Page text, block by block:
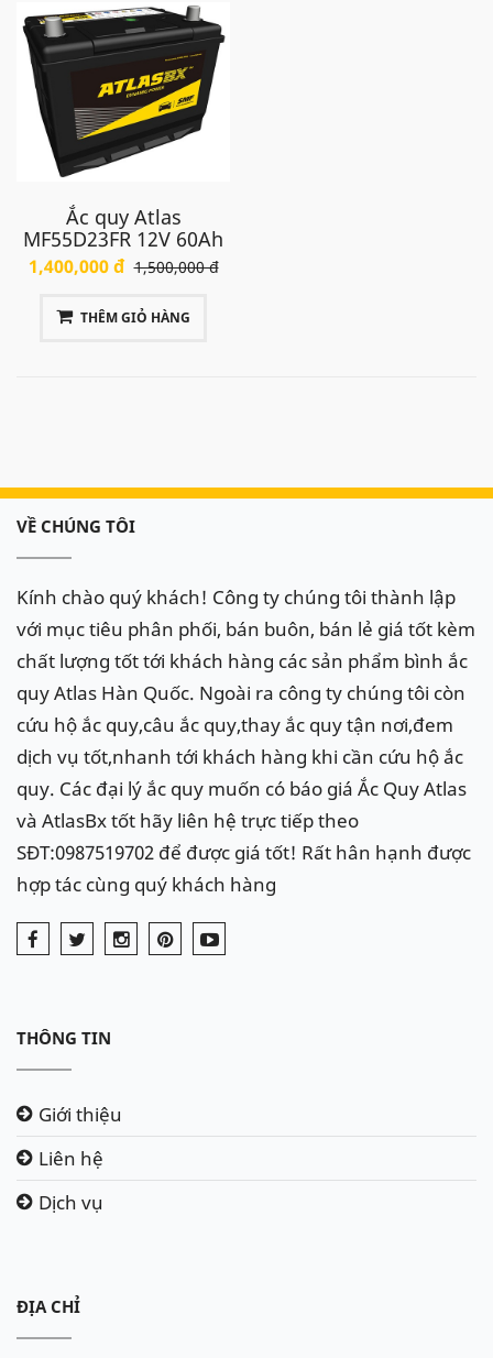
Ắc quy Atlas
MF55D23FR 12V 60Ah
1,400,000 đ 1,500,000 đ
THÊM GIỎ HÀNG
VỀ CHÚNG TÔI
Kính chào quý khách! Công ty chúng tôi thành lập
với mục tiêu phân phối, bán buôn, bán lẻ giá tốt kèm
chất lượng tốt tới khách hàng các sản phẩm bình ắc
quy Atlas Hàn Quốc. Ngoài ra công ty chúng tôi còn
cứu hộ ắc quy,câu ắc quy,thay ắc quy tận nơi,đem
dịch vụ tốt,nhanh tới khách hàng khi cần cứu hộ ắc
quy. Các đại lý ắc quy muốn có báo giá Ắc Quy Atlas
và AtlasBx tốt hãy liên hệ trực tiếp theo
SĐT:0987519702 để được giá tốt! Rất hân hạnh được
hợp tác cùng quý khách hàng
THÔNG TIN
Giới thiệu
Liên hệ
Dịch vụ
ĐỊA CHỈ